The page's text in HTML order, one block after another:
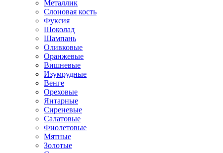
Металлик
Слоновая кость
Фуксия
Шоколад
Шампань
Оливковые
Оранжевые
Вишневые
Изумрудные
Венге
Ореховые
Янтарные
Сиреневые
Салатовые
Фиолетовые
Мятные
Золотые